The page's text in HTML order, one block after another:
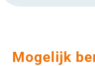
Mogelijk